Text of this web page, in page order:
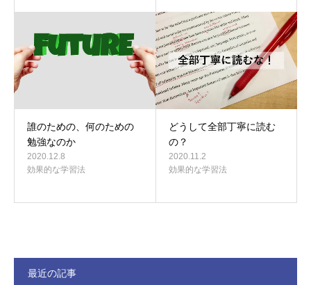
誰のための、何のための
勉強なのか
2020.12.8
効果的な学習法
どうして全部丁寧に読む
の？
2020.11.2
効果的な学習法
最近の記事